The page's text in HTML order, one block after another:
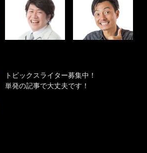
トピックスライター募集中！
単発の記事で大丈夫です！